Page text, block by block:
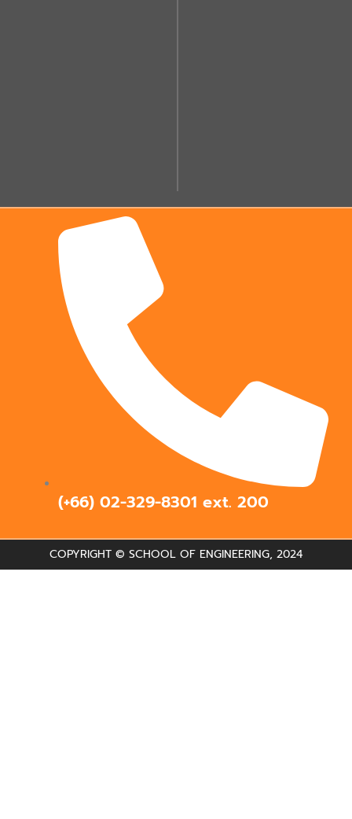
(+66) 02-329-8301 ext. 200
COPYRIGHT © SCHOOL OF ENGINEERING, 2024